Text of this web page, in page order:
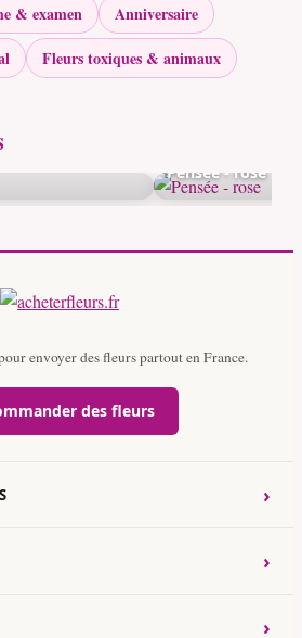
& examen
Anniversaire
Fleurs toxiques & animaux
Pensée - rose
envoyer des fleurs partout en France.
des fleurs
›
›
›